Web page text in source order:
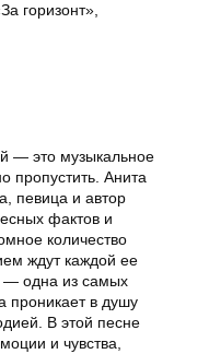
горизонт»,
— это музыкальное
пропустить. Анита
певица и автор
фактов и
количество
ждут каждой ее
— одна из самых
проникает в душу
В этой песне
и чувства,